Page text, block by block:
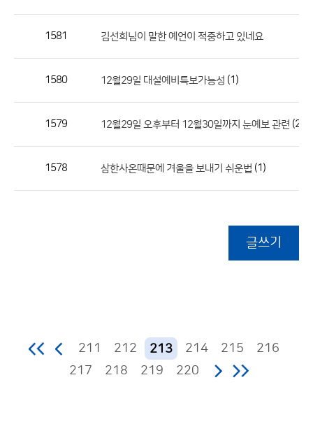
공
1581 김선희님이 말한 예언이 적중하고 있네요
1580 12월29일 대설예비특보가능성 (1)
1579 12월29일 오후부터 12월30일까지 눈예보 관련 (2)
1578 삼한사온때문에 겨울을 보내기 쉬운법 (1)
글쓰기
211 212 213 214 215
216
217
218 219 220